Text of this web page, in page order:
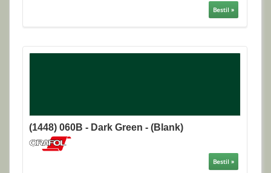
Bestil »
(1448) 060B - Dark Green - (Blank)
Bestil »